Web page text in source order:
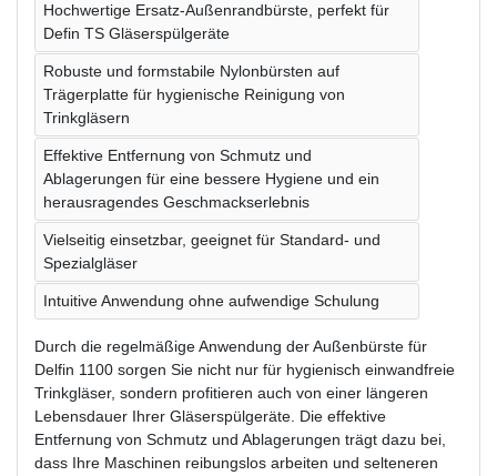
Hochwertige Ersatz-Außenrandbürste, perfekt für
Defin TS Gläserspülgeräte
Robuste und formstabile Nylonbürsten auf
Trägerplatte für hygienische Reinigung von
Trinkgläsern
Effektive Entfernung von Schmutz und
Ablagerungen für eine bessere Hygiene und ein
herausragendes Geschmackserlebnis
Vielseitig einsetzbar, geeignet für Standard- und
Spezialgläser
Intuitive Anwendung ohne aufwendige Schulung
Durch die regelmäßige Anwendung der Außenbürste für
Delfin 1100 sorgen Sie nicht nur für hygienisch einwandfreie
Trinkgläser, sondern profitieren auch von einer längeren
Lebensdauer Ihrer Gläserspülgeräte. Die effektive
Entfernung von Schmutz und Ablagerungen trägt dazu bei,
dass Ihre Maschinen reibungslos arbeiten und selteneren